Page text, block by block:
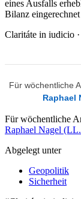
eines Ausfalls
Bilanz
Claritáte in iudicio
Für wöchentliche
Raphael
Für wöchentliche
Raphael Nagel
Abgelegt unter
Geopolitik
Sicherheit